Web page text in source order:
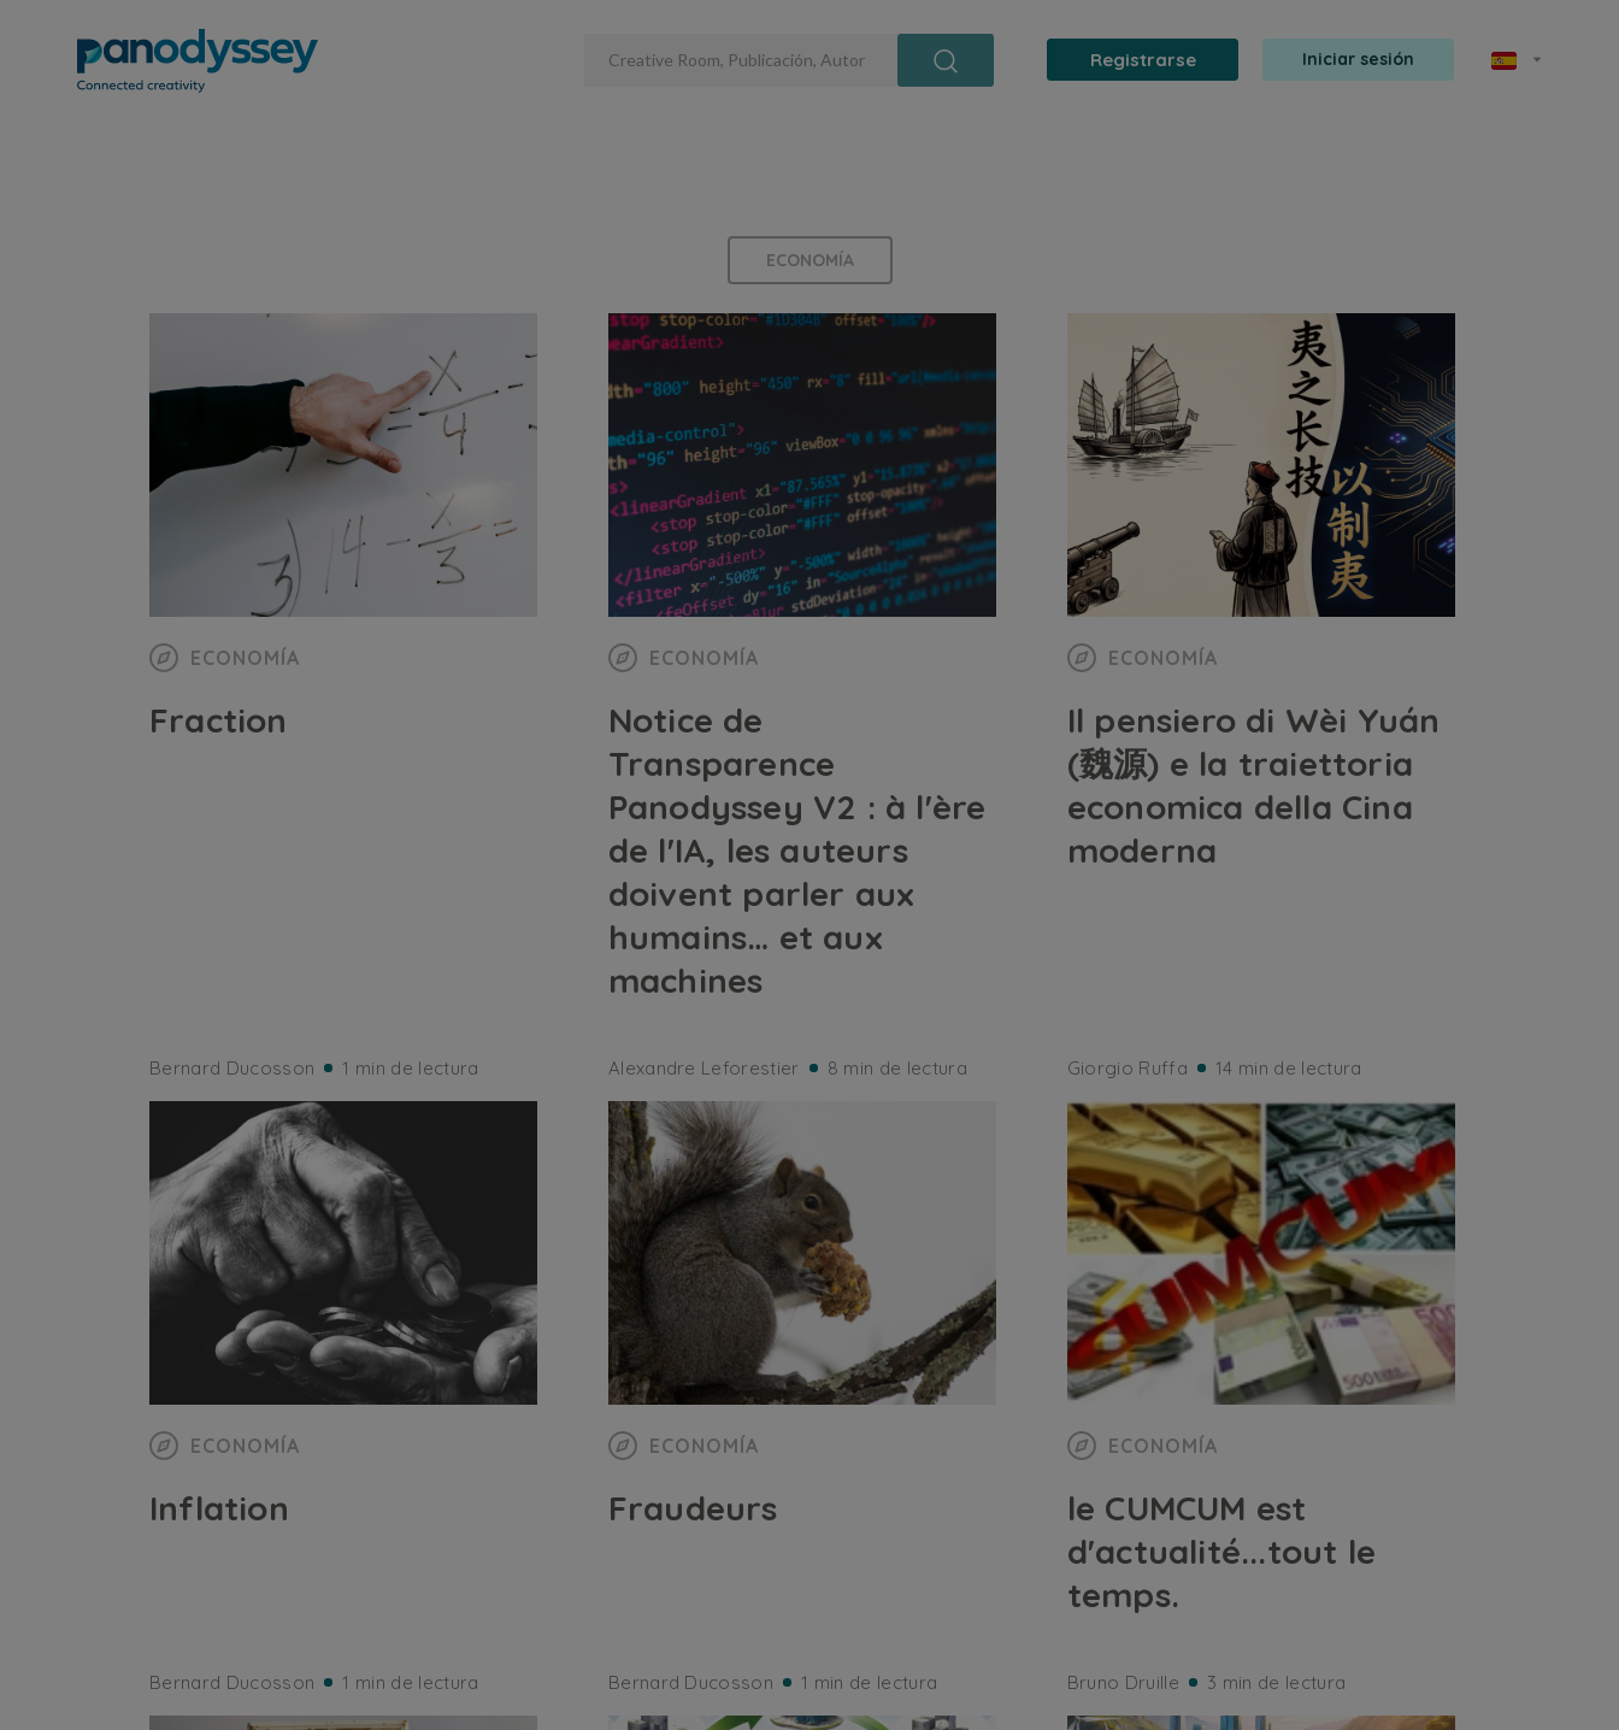
Registrarse Iniciar sesión
ECONOMÍA
ECONOMÍA
Fraction
Bernard Ducosson 1 min de lectura
ECONOMÍA
Notice de
Transparence
Panodyssey V2 : à l'ère
de l'IA, les auteurs
doivent parler aux
humains… et aux
machines
Alexandre Leforestier 8 min de lectura
ECONOMÍA
Il pensiero di Wèi Yuán
(魏源) e la traiettoria
economica della Cina
moderna
Giorgio Ruffa 14 min de lectura
ECONOMÍA
Inflation
Bernard Ducosson 1 min de lectura
ECONOMÍA
Fraudeurs
Bernard Ducosson 1 min de lectura
ECONOMÍA
le CUMCUM est
d'actualité...tout le
temps.
Bruno Druille 3 min de lectura